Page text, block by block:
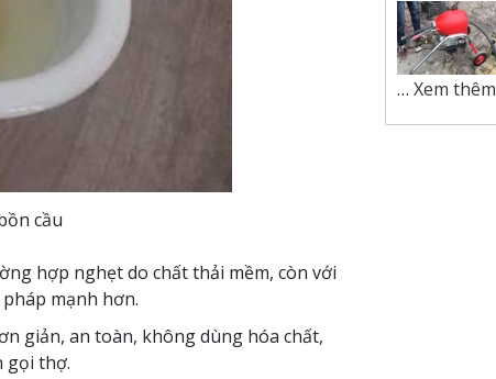
cầu
hợp nghẹt do chất thải mềm, còn với
mạnh hơn.
giản, an toàn, không dùng hóa chất,
gọi thợ.
…Xem thêm